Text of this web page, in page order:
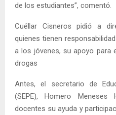
de los estudiantes”, comentó.
Cuéllar Cisneros pidió a
quienes tienen
a los jóvenes, su apoyo para
drogas
Antes, el secretario de
(SEPE), Homero
docentes su ayuda y